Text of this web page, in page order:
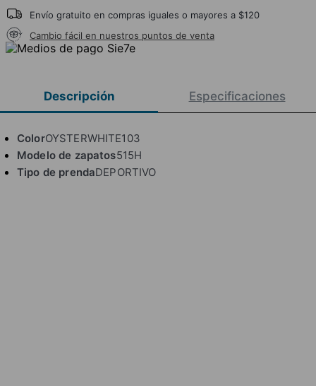
Envío gratuito en compras iguales o mayores a $120
Cambio fácil en nuestros puntos de venta
Descripción Especificaciones
ColorOYSTERWHITE103
Modelo de zapatos515H
Tipo de prendaDEPORTIVO